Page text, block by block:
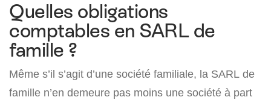
Quelles obligations
comptables en SARL de
famille ?
Même s’il s’agit d’une société familiale, la SARL de
famille n’en demeure pas moins une société à part